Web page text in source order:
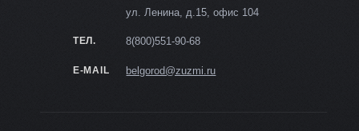
ул. Ленина, д.15, офис 104
ТЕЛ. 8(800)551-90-68
E-MAIL belgorod@zuzmi.ru